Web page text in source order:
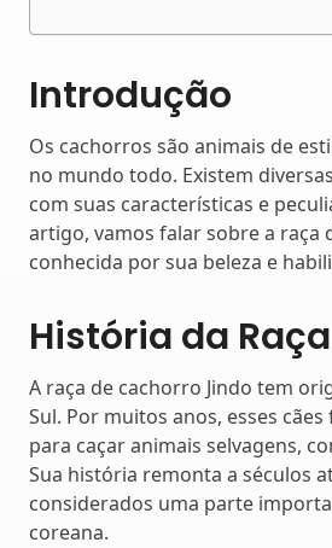
Introdução
Os cachorros são animais de
no mundo todo. Existem
com suas características e
artigo, vamos falar sobre a raça
conhecida por sua beleza e
História da Raça
A raça de cachorro Jindo tem
Sul. Por muitos anos, esses
para caçar animais selvagens,
Sua história remonta a séculos
considerados uma parte
coreana.